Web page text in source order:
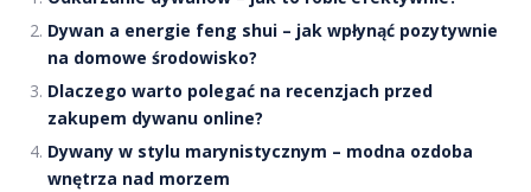
Dywan a energie feng shui – jak wpłynąć pozytywnie
na domowe środowisko?
Dlaczego warto polegać na recenzjach przed
zakupem dywanu online?
Dywany w stylu marynistycznym – modna ozdoba
wnętrza nad morzem